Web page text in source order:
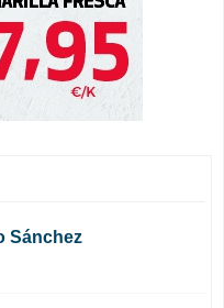
Sánchez